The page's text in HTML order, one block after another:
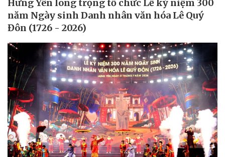
Hưng Yên long trọng tổ chức Lễ kỷ niệm 300
năm Ngày sinh Danh nhân văn hóa Lê Quý
Đôn (1726 - 2026)